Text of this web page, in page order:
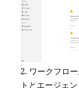
ワークフロ
トとエージェ